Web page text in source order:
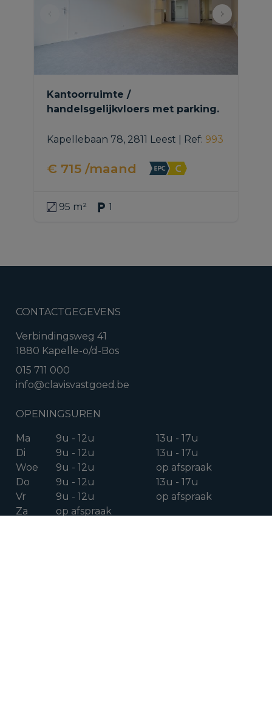
Kantoorruimte /
handelsgelijkvloers met parking.
Kapellebaan 78, 2811 Leest Ref: 993
€ 715 /maand
95 m² 1
CONTACTGEGEVENS
Verbindingsweg 41
1880 Kapelle-o/d-Bos
015 711 000
info@clavisvastgoed.be
OPENINGSUREN
Ma 9u - 12u
13u - 17u
Di
9u - 12u
13u - 17u
Woe
9u - 12u
op afspraak
Do
9u - 12u
13u - 17u
Vr
9u - 12u
op afspraak
Za
op afspraak